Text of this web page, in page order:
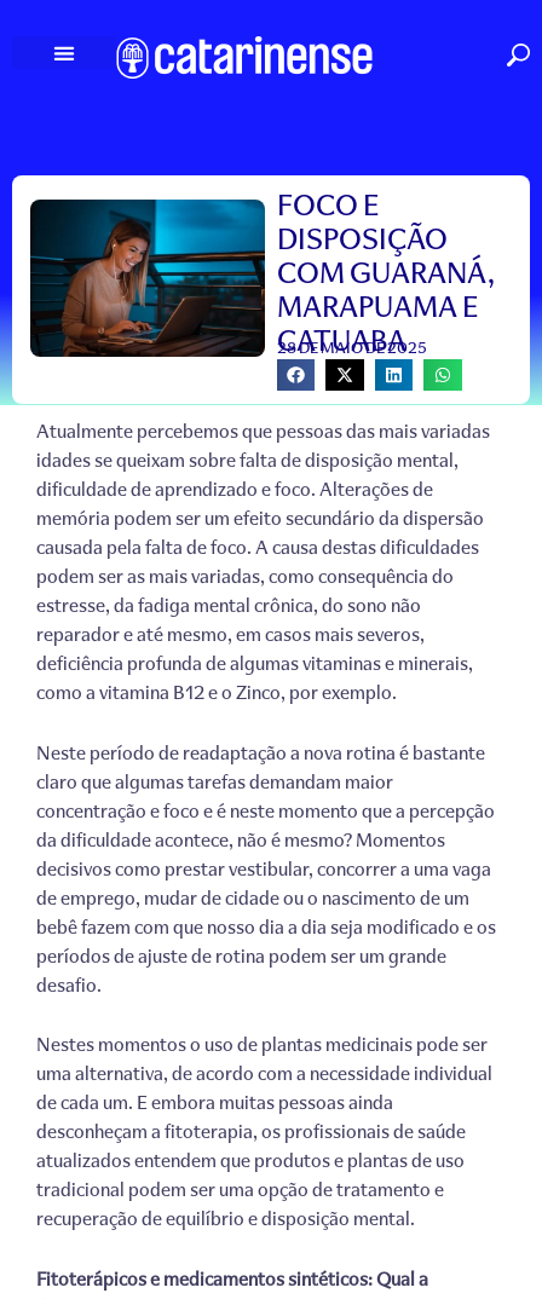
FOCO E
DISPOSIÇÃO
COM GUARANÁ,
MARAPUAMA E
CATUABA
28 DE MAIO DE 2025
Atualmente percebemos que pessoas das mais variadas
idades se queixam sobre falta de disposição mental,
dificuldade de aprendizado e foco. Alterações de
memória podem ser um efeito secundário da dispersão
causada pela falta de foco. A causa destas dificuldades
podem ser as mais variadas, como consequência do
estresse, da fadiga mental crônica, do sono não
reparador e até mesmo, em casos mais severos,
deficiência profunda de algumas vitaminas e minerais,
como a vitamina B12 e o Zinco, por exemplo.
Neste período de readaptação a nova rotina é bastante
claro que algumas tarefas demandam maior
concentração e foco e é neste momento que a percepção
da dificuldade acontece, não é mesmo? Momentos
decisivos como prestar vestibular, concorrer a uma vaga
de emprego, mudar de cidade ou o nascimento de um
bebê fazem com que nosso dia a dia seja modificado e os
períodos de ajuste de rotina podem ser um grande
desafio.
Nestes momentos o uso de plantas medicinais pode ser
uma alternativa, de acordo com a necessidade individual
de cada um. E embora muitas pessoas ainda
desconheçam a fitoterapia, os profissionais de saúde
atualizados entendem que produtos e plantas de uso
tradicional podem ser uma opção de tratamento e
recuperação de equilíbrio e disposição mental.
Fitoterápicos e medicamentos sintéticos: Qual a